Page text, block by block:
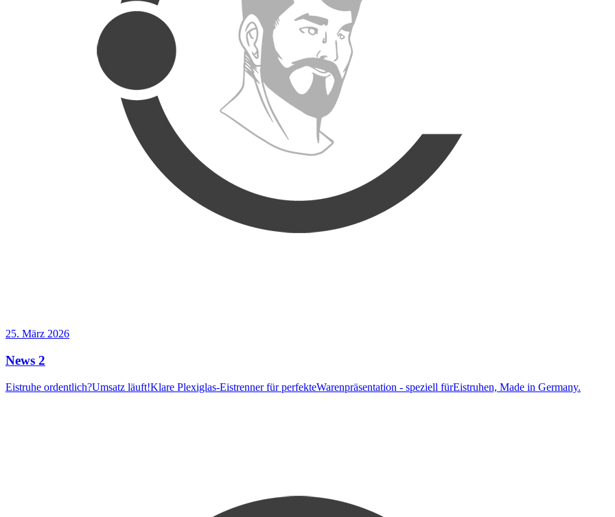
25. März 2026
News 2
Eistruhe ordentlich?Umsatz läuft!Klare Plexiglas-Eistrenner für perfekteWarenpräsentation - speziell fürEistruhen, Made in Germany.